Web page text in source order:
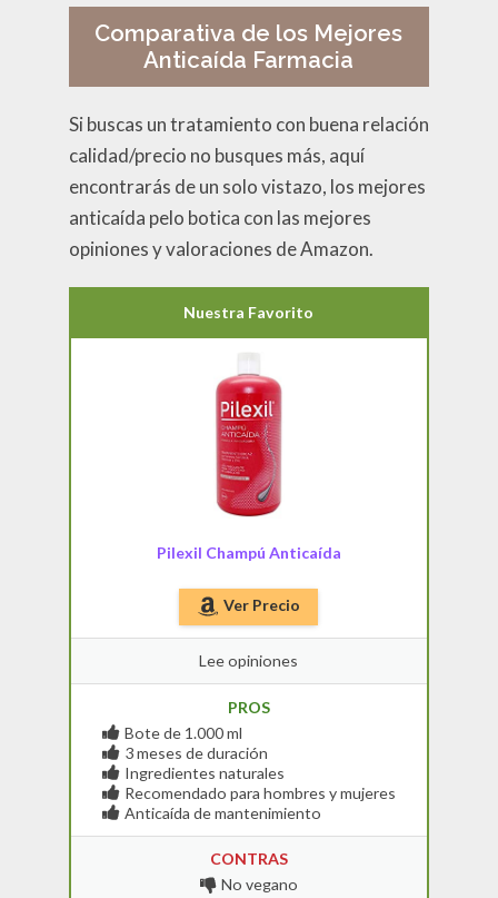
Comparativa de los Mejores
Anticaída Farmacia
Si buscas un tratamiento con buena relación
calidad/precio no busques más, aquí
encontrarás de un solo vistazo, los mejores
anticaída pelo botica con las mejores
opiniones y valoraciones de Amazon.
Nuestra Favorito
Pilexil Champú Anticaída
Ver Precio
Lee opiniones
PROS
Bote de 1.000 ml
3 meses de duración
Ingredientes naturales
Recomendado para hombres y mujeres
Anticaída de mantenimiento
CONTRAS
No vegano